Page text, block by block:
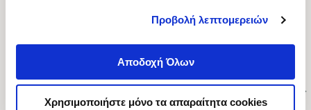
Προβολή λεπτομερειών
Αποδοχή Όλων
Χρησιμοποιήστε μόνο τα απαραίτητα cookies
Ασκληπιού 1-3, Αθήνα 106 79
Δευτέρα - Παρασκευή 09:00-21:00